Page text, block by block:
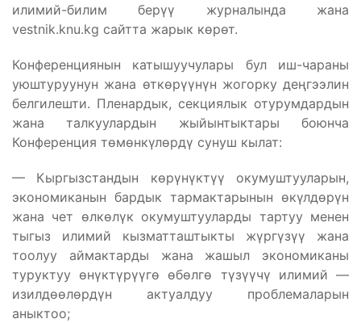
илимий-билим берүү журналында жана
vestnik.knu.kg сайтта жарык көрөт.
Конференциянын катышуучулары бул иш-чараны
уюштуруунун жана өткөрүүнүн жогорку деңгээлин
белгилешти. Пленардык, секциялык отурумдардын
жана талкуулардын жыйынтыктары боюнча
Конференция төмөнкүлөрдү сунуш кылат:
— Кыргызстандын көрүнүктүү окумуштууларын,
экономиканын бардык тармактарынын өкүлдөрүн
жана чет өлкөлүк окумуштууларды тартуу менен
тыгыз илимий кызматташтыкты жүргүзүү жана
тоолуу аймактарды жана жашыл экономиканы
туруктуу өнүктүрүүгө өбөлгө түзүүчү илимий —
изилдөөлөрдүн актуалдуу проблемаларын
аныктоо;